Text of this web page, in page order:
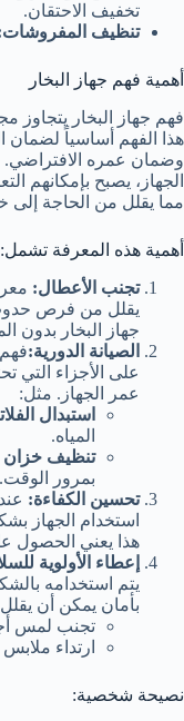
تخفيف الاحتقان.
تنظيف
أهمية فهم جهاز البخار
فهم جهاز البخار يتجاوز
هذا الفهم أساسياً لضمان
وضمان عمره
الجهاز، يصبح بإمكانهم
مما يقلل من الحاجة إلى
أهمية هذه المعرفة تشمل:
تجنب الأعطال:
يقلل من فرص
جهاز البخار بدون
الصيانة الدورية:
على الأجزاء التي
عمر الجهاز. مثل:
استبدال
المياه.
تنظيف خزان
بمرور الوقت.
تحسين الكفاءة:
استخدام الجهاز
هذا يعني الحصول
إعطاء الأولوية
يتم استخدامه
بأمان يمكن أن
تجنب لمس
ارتداء
نصيحة شخصية: